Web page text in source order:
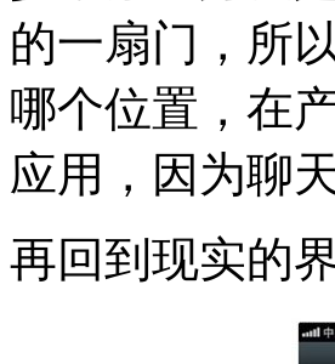
的一扇门，所
哪个位置，在
应用，因为聊
再回到现实的